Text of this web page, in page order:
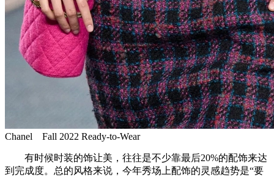
Chanel Fall 2022 Ready-to-Wear
有时候时装的饰让美，往往是不少靠最后20%的配饰来达
到完成度。总的风格来说，今年秀场上配饰的灵感趋势是“要